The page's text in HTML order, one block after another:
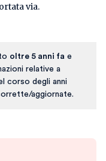
via.
oltre 5 anni fa e
relative a
corso degli anni
aggiornate.